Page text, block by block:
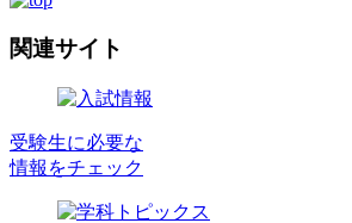
関連サイト
受験生に必要な
情報をチェック